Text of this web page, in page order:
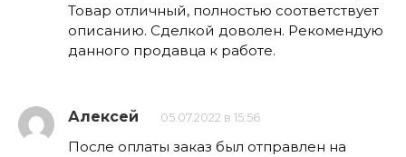
Товар отличный, полностью соответствует
описанию. Сделкой доволен. Рекомендую
данного продавца к работе.
Алексей 05.07.2022 в 15:56
После оплаты заказ был отправлен на